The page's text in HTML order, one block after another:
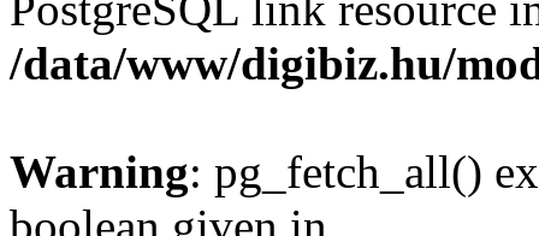
/data/www/digibiz.hu/
Warning: pg_fetch_all()